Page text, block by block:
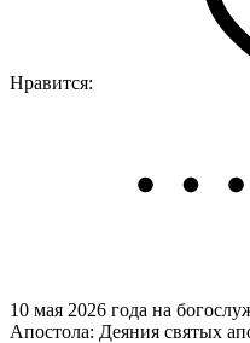
Нравится:
10 мая 2026 года на
Апостола: Деяния святых